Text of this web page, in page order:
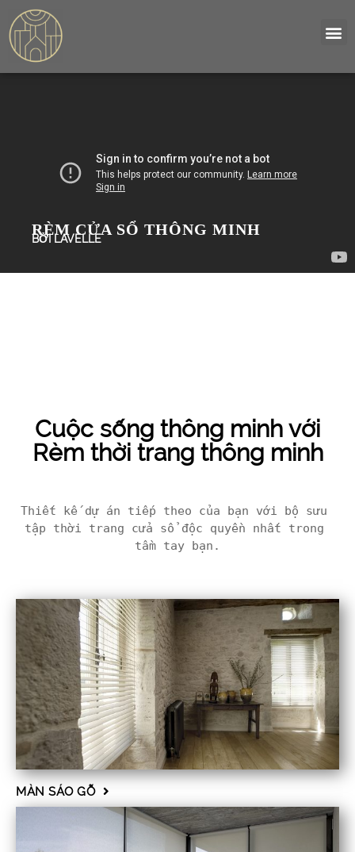
RÈM CỬA SỔ THÔNG MINH
BỞI LAVELLE
Cuộc sống thông minh với
Rèm thời trang thông minh
Thiết kế dự án tiếp theo của bạn với bộ sưu
tập thời trang cửa sổ độc quyền nhất trong
tầm tay bạn.
MÀN SÁO GỖ